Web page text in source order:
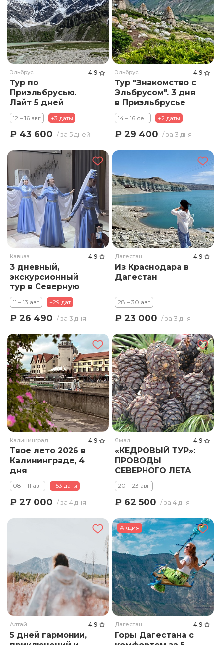
Эльбрус 4.9
Тур по
Приэльбрусью.
Лайт 5 дней
12 – 16 авг +3 даты
₽ 43 600 / за 5 дней
Эльбрус 4.9
Тур "Знакомство с
Эльбрусом". 3 дня
в Приэльбрусье
14 – 16 сен +2 даты
₽ 29 400 / за 3 дня
Кавказ 4.9
3 дневный,
экскурсионный
тур в Северную
Осетию
«Аланский Вечер»
11 – 13 авг +29 дат
₽ 26 490 / за 3 дня
Дагестан 4.9
Из Краснодара в
Дагестан
28 – 30 авг
₽ 23 000 / за 3 дня
Калининград 4.9
Твое лето 2026 в
Калининграде, 4
дня
08 – 11 авг +53 даты
₽ 27 000 / за 4 дня
Ямал 4.9
«КЕДРОВЫЙ ТУР»:
ПРОВОДЫ
СЕВЕРНОГО ЛЕТА
20 – 23 авг
₽ 62 500 / за 4 дня
Алтай 4.9
5 дней гармонии,
Акция
Дагестан 4.9
Горы Дагестана с